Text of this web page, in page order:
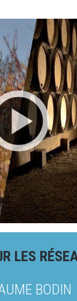
LES
BODIN